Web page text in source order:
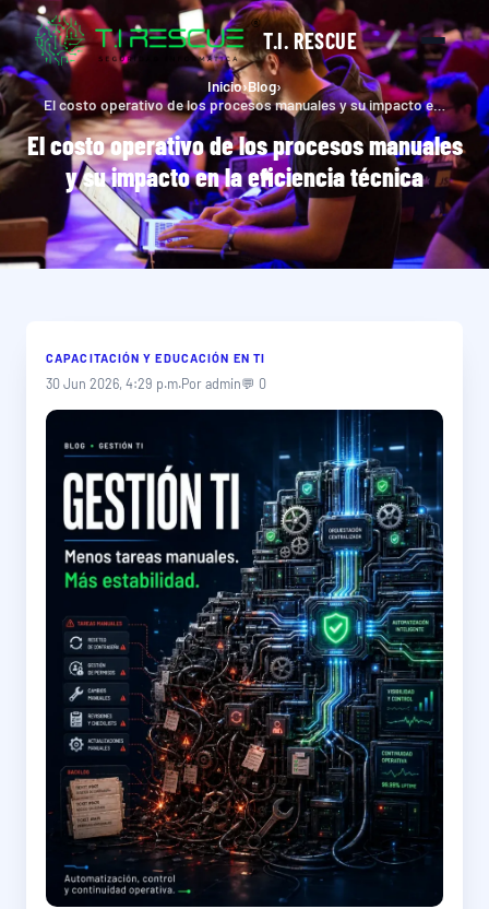
T.I. RESCUE
Inicio›Blog›
El costo operativo de los procesos manuales y su impacto en la eficiencia técnica
El costo operativo de los procesos manuales
y su impacto en la eficiencia técnica
CAPACITACIÓN Y EDUCACIÓN EN TI
30 Jun 2026, 4:29 p.m.Por admin💬 0